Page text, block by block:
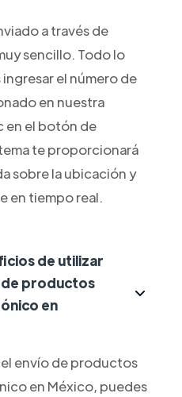
a través de
sencillo. Todo lo
el número de
en nuestra
en el botón de
te proporcionará
sobre la ubicación y
en tiempo real.
de utilizar
de productos
en
envío de productos
en México, puedes